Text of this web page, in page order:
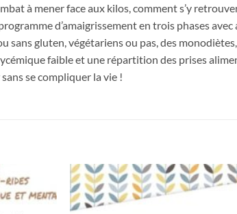
à mener face aux kilos, comment s’y
d’amaigrissement en trois phases
sans gluten, végétariens ou pas, des
faible et une répartition des prises
se compliquer la vie !